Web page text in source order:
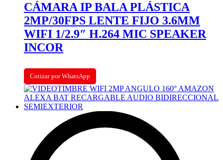
CÁMARA IP BALA PLÁSTICA
2MP/30FPS LENTE FIJO 3.6MM
WIFI 1/2.9″ H.264 MIC SPEAKER
INCOR
Cotizar por WhatsApp